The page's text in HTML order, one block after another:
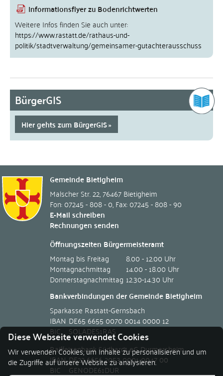
Informationsflyer zu Bodenrichtwerten
Weitere Infos finden Sie auch unter:
https://www.rastatt.de/rathaus-und-
politik/stadtverwaltung/gemeinsamer-gutachterausschuss
BürgerGIS
Hier gehts zum BürgerGIS
Gemeinde Bietigheim
Malscher Str. 22,76467Bietigheim
Fon: 07245 - 808 - 0,Fax: 07245 - 808 - 90
E-Mail schreiben
Rechnungen senden
Öffnungszeiten Bürgermeisteramt
Montag bis Freitag
8.00 - 12.00 Uhr
Montagnachmittag
14.00 - 18.00 Uhr
Donnerstagnachmittag 12.30-14.30 Uhr
Bankverbindungen der Gemeinde Bietigheim
Sparkasse Rastatt-Gernsbach
IBAN DE65 6655 0070 0014 0000 12
BIC
SOLADES1RAS
Raiffeisenbank Südhardt eG Durmersheim
IBANDE22 6656 2053 0001 0047 00
BIC
GENODE61DUR
Diese Webseite verwendet Cookies
Wir verwenden Cookies, um Inhalte zu personalisieren und um
die Zugriffe auf unsere Website zu analysieren.